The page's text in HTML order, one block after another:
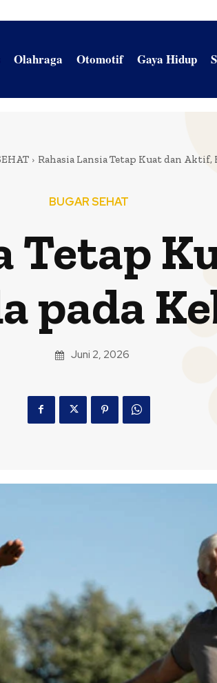
Olahraga Otomotif Gaya Hidup
Rahasia Lansia Tetap Kuat dan
BUGAR SEHAT
Tetap
pada
Juni 2, 2026